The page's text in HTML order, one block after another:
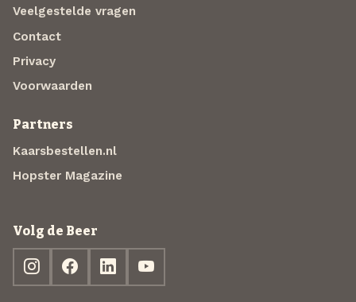
Veelgestelde vragen
Contact
Privacy
Voorwaarden
Partners
Kaarsbestellen.nl
Hopster Magazine
Volg de Beer